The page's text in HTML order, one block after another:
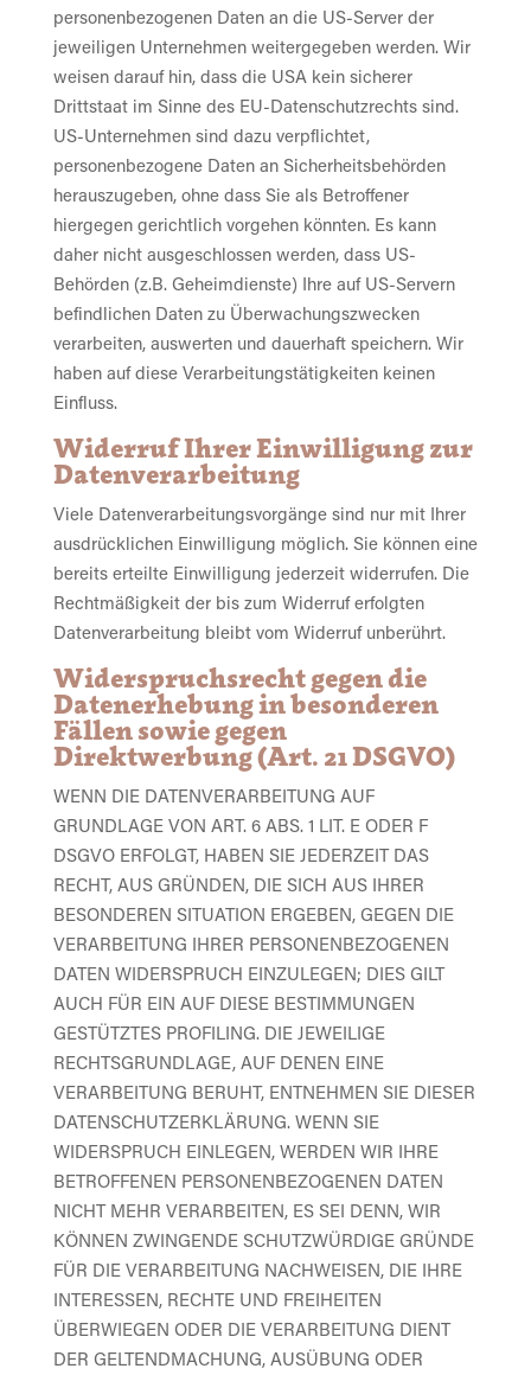
personenbezogenen Daten an die US-Server der
jeweiligen Unternehmen weitergegeben werden. Wir
weisen darauf hin, dass die USA kein sicherer
Drittstaat im Sinne des EU-Datenschutzrechts sind.
US-Unternehmen sind dazu verpflichtet,
personenbezogene Daten an Sicherheitsbehörden
herauszugeben, ohne dass Sie als Betroffener
hiergegen gerichtlich vorgehen könnten. Es kann
daher nicht ausgeschlossen werden, dass US-
Behörden (z.B. Geheimdienste) Ihre auf US-Servern
befindlichen Daten zu Überwachungszwecken
verarbeiten, auswerten und dauerhaft speichern. Wir
haben auf diese Verarbeitungstätigkeiten keinen
Einfluss.
Widerruf Ihrer Einwilligung zur
Datenverarbeitung
Viele Datenverarbeitungsvorgänge sind nur mit Ihrer
ausdrücklichen Einwilligung möglich. Sie können eine
bereits erteilte Einwilligung jederzeit widerrufen. Die
Rechtmäßigkeit der bis zum Widerruf erfolgten
Datenverarbeitung bleibt vom Widerruf unberührt.
Widerspruchsrecht gegen die
Datenerhebung in besonderen
Fällen sowie gegen
Direktwerbung (Art. 21 DSGVO)
WENN DIE DATENVERARBEITUNG AUF
GRUNDLAGE VON ART. 6 ABS. 1 LIT. E ODER F
DSGVO ERFOLGT, HABEN SIE JEDERZEIT DAS
RECHT, AUS GRÜNDEN, DIE SICH AUS IHRER
BESONDEREN SITUATION ERGEBEN, GEGEN DIE
VERARBEITUNG IHRER PERSONENBEZOGENEN
DATEN WIDERSPRUCH EINZULEGEN; DIES GILT
AUCH FÜR EIN AUF DIESE BESTIMMUNGEN
GESTÜTZTES PROFILING. DIE JEWEILIGE
RECHTSGRUNDLAGE, AUF DENEN EINE
VERARBEITUNG BERUHT, ENTNEHMEN SIE DIESER
DATENSCHUTZERKLÄRUNG. WENN SIE
WIDERSPRUCH EINLEGEN, WERDEN WIR IHRE
BETROFFENEN PERSONENBEZOGENEN DATEN
NICHT MEHR VERARBEITEN, ES SEI DENN, WIR
KÖNNEN ZWINGENDE SCHUTZWÜRDIGE GRÜNDE
FÜR DIE VERARBEITUNG NACHWEISEN, DIE IHRE
INTERESSEN, RECHTE UND FREIHEITEN
ÜBERWIEGEN ODER DIE VERARBEITUNG DIENT
DER GELTENDMACHUNG, AUSÜBUNG ODER